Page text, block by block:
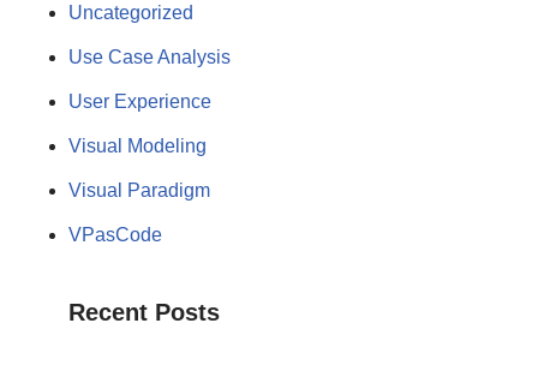
Uncategorized
Use Case Analysis
User Experience
Visual Modeling
Visual Paradigm
VPasCode
Recent Posts